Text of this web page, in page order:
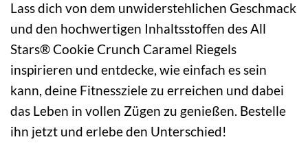
Lass dich von dem unwiderstehlichen Geschmack
und den hochwertigen Inhaltsstoffen des All
Stars® Cookie Crunch Caramel Riegels
inspirieren und entdecke, wie einfach es sein
kann, deine Fitnessziele zu erreichen und dabei
das Leben in vollen Zügen zu genießen. Bestelle
ihn jetzt und erlebe den Unterschied!